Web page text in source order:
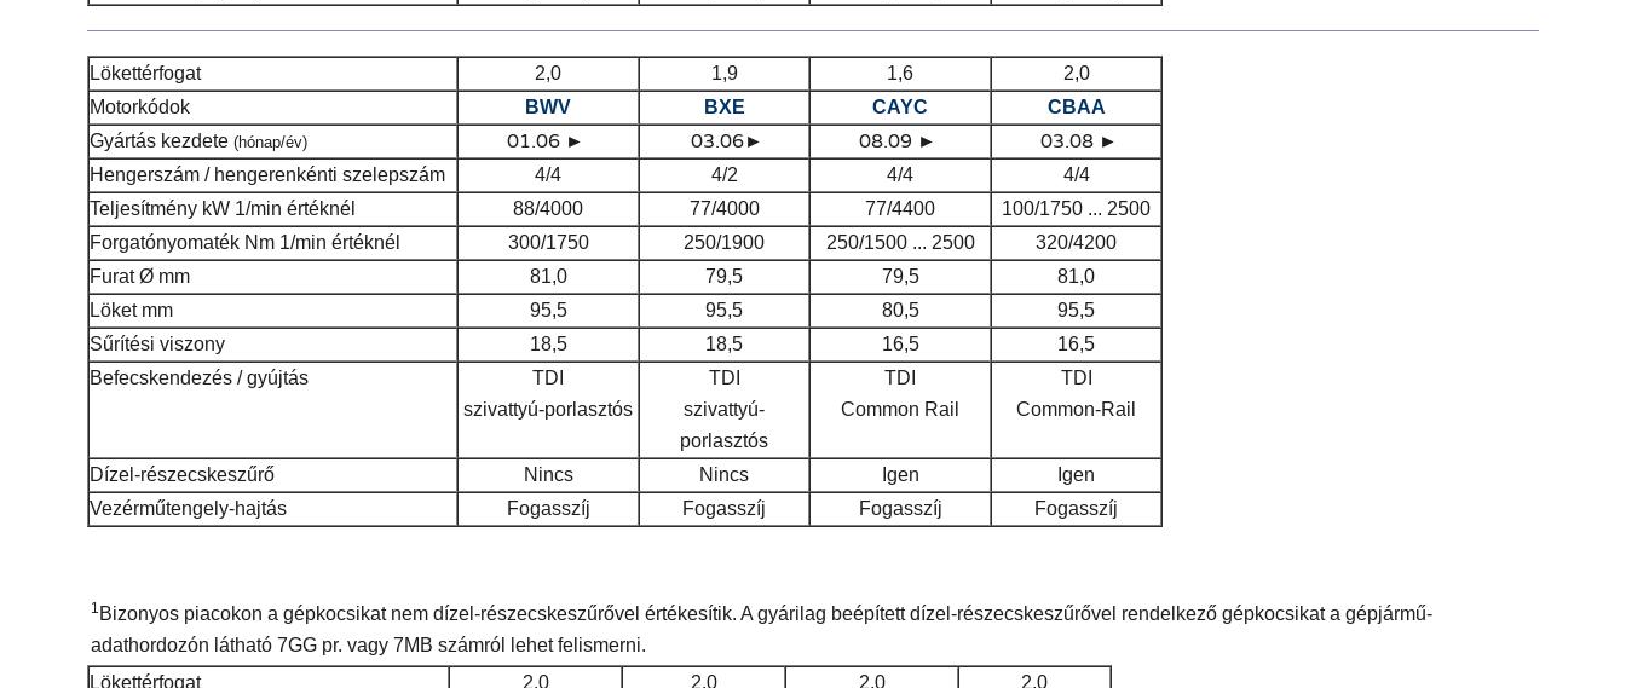
Lökettérfogat 2,0 1,9 1,6
2,0
Motorkódok
BWV BXE CAYC
CBAA
Gyártás kezdete (hónap/év) 01.06 ► 03.06► 08.09 ► 03.08 ►
Hengerszám / hengerenkénti szelepszám 4/4 4/2 4/4
4/4
Teljesítmény kW 1/min értéknél 88/4000 77/4000 77/4400
100/1750 ... 2500
Forgatónyomaték Nm 1/min értéknél 300/1750 250/1900 250/1500 ... 2500
320/4200
FuratØ mm 81,0 79,5 79,5
81,0
Löket mm 95,5 95,5 80,5
95,5
Sűrítési viszony
18,5 18,5 16,5
16,5
Befecskendezés / gyújtás
TDI
szivattyú-porlasztós
TDI
szivattyú-
porlasztós
TDI
Common Rail
TDI
Common-Rail
Dízel-részecskeszűrő Nincs Nincs Igen
Igen
Vezérműtengely-hajtás
Fogasszíj Fogasszíj Fogasszíj Fogasszíj
1 Bizonyos piacokon a gépkocsikat nem dízel-részecskeszűrővel értékesítik. A gyárilag beépített dízel-részecskeszűrővel rendelkező gépkocsikat a gépjármű-
adathordozón látható 7GG pr. vagy 7MB számról lehet felismerni.
Lökettérfogat
2,0 2,0 2,0
2,0